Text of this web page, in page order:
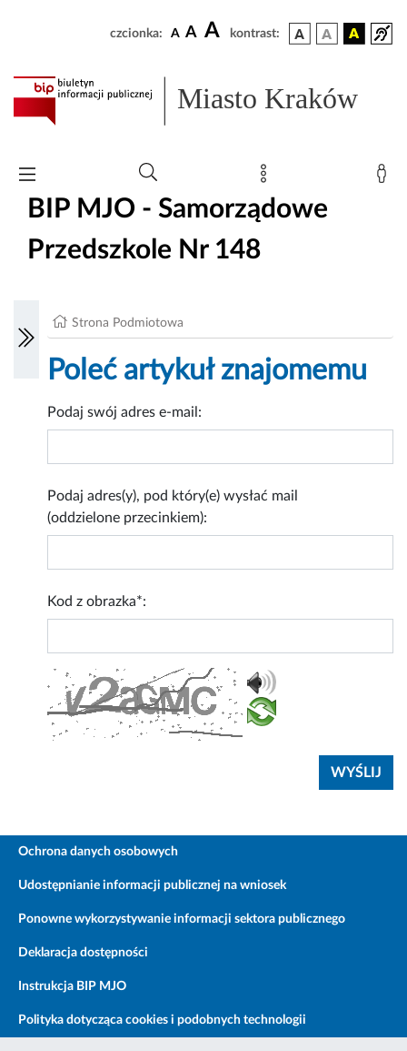
czcionka: A A A kontrast:
Miasto Kraków
BIP MJO - Samorządowe
Przedszkole Nr 148
Strona Podmiotowa
Poleć artykuł znajomemu
Podaj swój adres e-mail:
Podaj adres(y), pod który(e) wysłać mail
(oddzielone przecinkiem):
Kod z obrazka*:
Ochrona danych osobowych
Udostępnianie informacji publicznej na wniosek
Ponowne wykorzystywanie informacji sektora publicznego
Deklaracja dostępności
Instrukcja BIP MJO
Polityka dotycząca cookies i podobnych technologii